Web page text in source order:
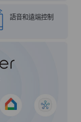
語音和遠端控制